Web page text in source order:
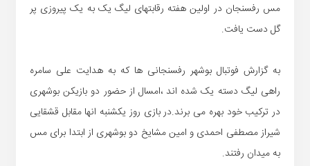
مس رفسنجان در اولین هفته رقابتهای لیگ یک به یک پیروزی پر
گل دست یافت.
به گزارش فوتبال بوشهر رفسنجانی ها که به هدایت علی سامره
راهی لیگ دسته یک شده اند ،امسال از حضور دو بازیکن بوشهری
در ترکیب خود بهره می برند.در بازی روز یکشنبه انها مقابل قشقایی
شیراز مصطفی احمدی و امین مشایخ دو بوشهری از ابتدا برای مس
به میدان رفتند.